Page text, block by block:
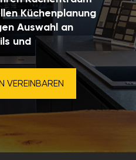
Küchenplanung
Auswahl an
und
VEREINBAREN